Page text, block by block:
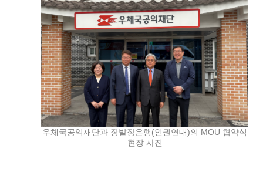
우체국공익재단과 장발장은행(인권연대)의 MOU 협약식
현장 사진